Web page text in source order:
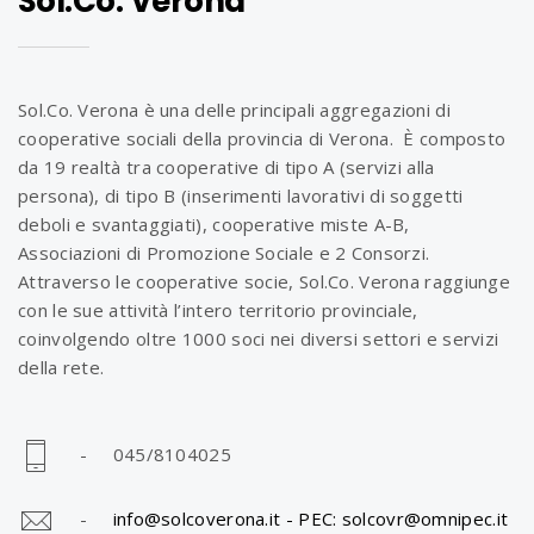
Sol.Co. Verona è una delle principali aggregazioni di
cooperative sociali della provincia di Verona. È composto
da 19 realtà tra cooperative di tipo A (servizi alla
persona), di tipo B (inserimenti lavorativi di soggetti
deboli e svantaggiati), cooperative miste A-B,
Associazioni di Promozione Sociale e 2 Consorzi.
Attraverso le cooperative socie, Sol.Co. Verona raggiunge
con le sue attività l’intero territorio provinciale,
coinvolgendo oltre 1000 soci nei diversi settori e servizi
della rete.
- 045/8104025
- info@solcoverona.it - PEC: solcovr@omnipec.it